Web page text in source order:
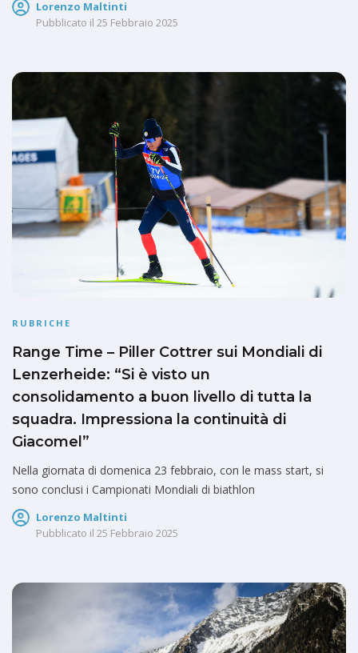
Lorenzo Maltinti
Pubblicato il 25 Febbraio 2025
RUBRICHE
Range Time – Piller Cottrer sui Mondiali di
Lenzerheide: “Si è visto un
consolidamento a buon livello di tutta la
squadra. Impressiona la continuità di
Giacomel”
Nella giornata di domenica 23 febbraio, con le mass start, si
sono conclusi i Campionati Mondiali di biathlon
Lorenzo Maltinti
Pubblicato il 25 Febbraio 2025